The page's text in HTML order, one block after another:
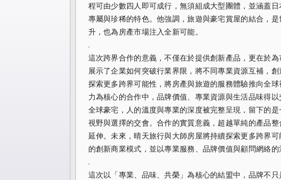
程可由少數四人即可成行，無須組成大型團體，並涵蓋
專屬與珍稀的特色。他強調，旅遊與豪宅賞屋的結合，
升，也為房產市場注入全新可能。
.
這次跨界合作的意義，不僅在於提供創新產品，更在於
展示了企業如何突破行業界限，將不同專業資源互補，
探索更多跨界可能性，將房產與旅遊的服務體驗推向全
力為核心的合作中，品牌價值、專業資源與生活品味得
全球豪宅，人的溫度與專業的深度被完整呈現，留下的
視野與選擇的交會。合作的實質意義，超越單純的產品
延伸。未來，晴天旅行與大師房屋將持續探索更多跨界
的創新商業模式，並以專業服務、品牌價值與顧問網絡的
.
這次以「專業、品味、共榮」為核心的結盟中，品牌不